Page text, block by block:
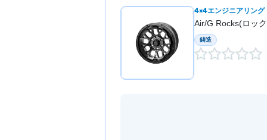
4×4エンジニアリング
Air/G Rocks(ロッ
鋳造